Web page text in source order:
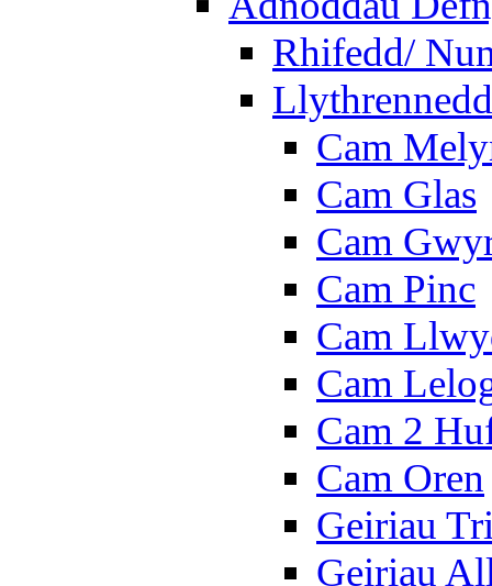
Rhifedd/
Cam
Cam Glas
Cam
Cam Pinc
Cam
Cam
Cam 2
Cam Oren
Geiriau
Geiriau